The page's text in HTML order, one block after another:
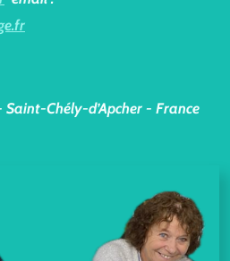
Chély-d’Apcher - France